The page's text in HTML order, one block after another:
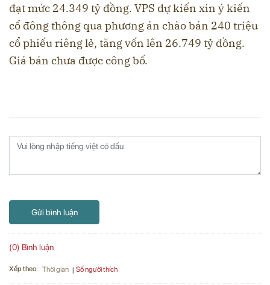
đạt mức 24.349 tỷ đồng. VPS dự kiến xin ý kiến
cổ đông thông qua phương án chào bán 240 triệu
cổ phiếu riêng lẻ, tăng vốn lên 26.749 tỷ đồng.
Giá bán chưa được công bố.
Gửi bình luận
(0) Bình luận
Xếp theo: Thời gian Số người thích